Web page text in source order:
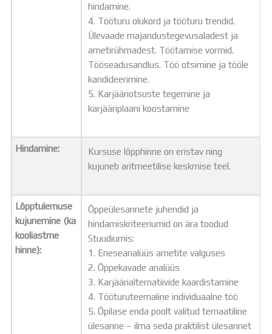
hindamine.
4. Tööturu olukord ja tööturu trendid.
Ülevaade majandustegevusaladest ja
ametirühmadest. Töötamise vormid.
Tööseadusandlus. Töö otsimine ja tööle
kandideerimine.
5. Karjääriotsuste tegemine ja
karjääriplaani koostamine
Hindamine:
Kursuse lõpphinne on eristav ning
kujuneb aritmeetilise keskmise teel.
Lõpptulemuse
kujunemine (ka
kooliastme
hinne):
Õppeülesannete juhendid ja
hindamiskriteeriumid on ära toodud
Stuudiumis:
1. Eneseanalüüs ametite valguses
2. Õppekavade analüüs
3. Karjäärialternatiivide kaardistamine
4. Tööturuteemaline individuaalne töö
5. Õpilase enda poolt valitud temaatiline
ülesanne – ilma seda praktilist ülesannet